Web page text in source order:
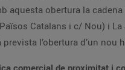
aquesta obertura la
Catalans i c/ Nou) i
l’obertura d’un nou
comercial de proximitat i